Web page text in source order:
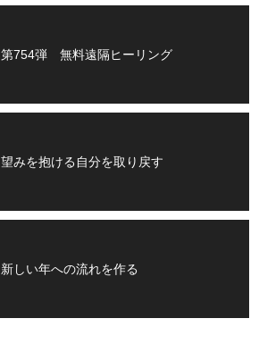
第754弾 無料遠隔ヒーリング
望みを抱ける自分を取り戻す
新しい年への流れを作る